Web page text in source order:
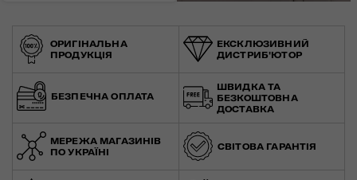
ОРИГІНАЛЬНА
ПРОДУКЦІЯ
ЕКСКЛЮЗИВНИЙ
ДИСТРИБ'ЮТОР
БЕЗПЕЧНА ОПЛАТА
ШВИДКА ТА
БЕЗКОШТОВНА
ДОСТАВКА
МЕРЕЖА МАГАЗИНІВ
ПО УКРАЇНІ
СВІТОВА ГАРАНТІЯ